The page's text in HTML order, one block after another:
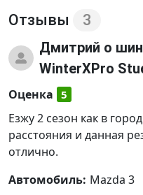
Отзывы 3
Дмитрий о
WinterXPro
Оценка 5
Езжу 2 сезон как в
расстояния и данная
отлично.
Автомобиль: Mazda 3